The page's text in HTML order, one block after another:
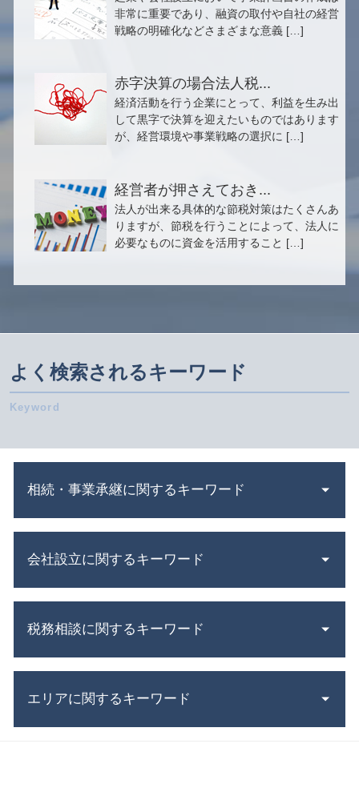
非常に重要であり、融資の取付や自社の経営
戦略の明確化などさまざまな意義 […]
赤字決算の場合法人税...
経済活動を行う企業にとって、利益を生み出
して黒字で決算を迎えたいものではあります
が、経営環境や事業戦略の選択に […]
経営者が押さえておき...
法人が出来る具体的な節税対策はたくさんあ
りますが、節税を行うことによって、法人に
必要なものに資金を活用すること […]
よく検索されるキーワード
相続・事業承継に関するキーワード
相続税 非課税
相続 税率
株式交換 わかりやすく
業務 提携
抵当権設定 登記
会社設立に関するキーワード
電子 定款 代行
会社設立 個人事業主
合同会社 設立費用
合同会社設立 必要書類
税務相談に関するキーワード
青色申告 決算書 書き方
エリアに関するキーワード